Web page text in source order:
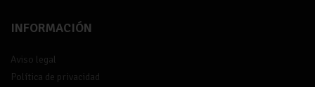
INFORMACIÓN
Aviso legal
Política de privacidad